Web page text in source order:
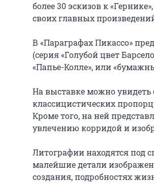
более 30 эскизов к
своих главных
В «Параграфах Пикассо»
(серия «Голубой цвет
«Папье-Колле», или
На выставке можно увидеть
классицистических
Кроме того, на ней
увлечению корридой и
Литографии находятся под
малейшие детали
создания, подробностях